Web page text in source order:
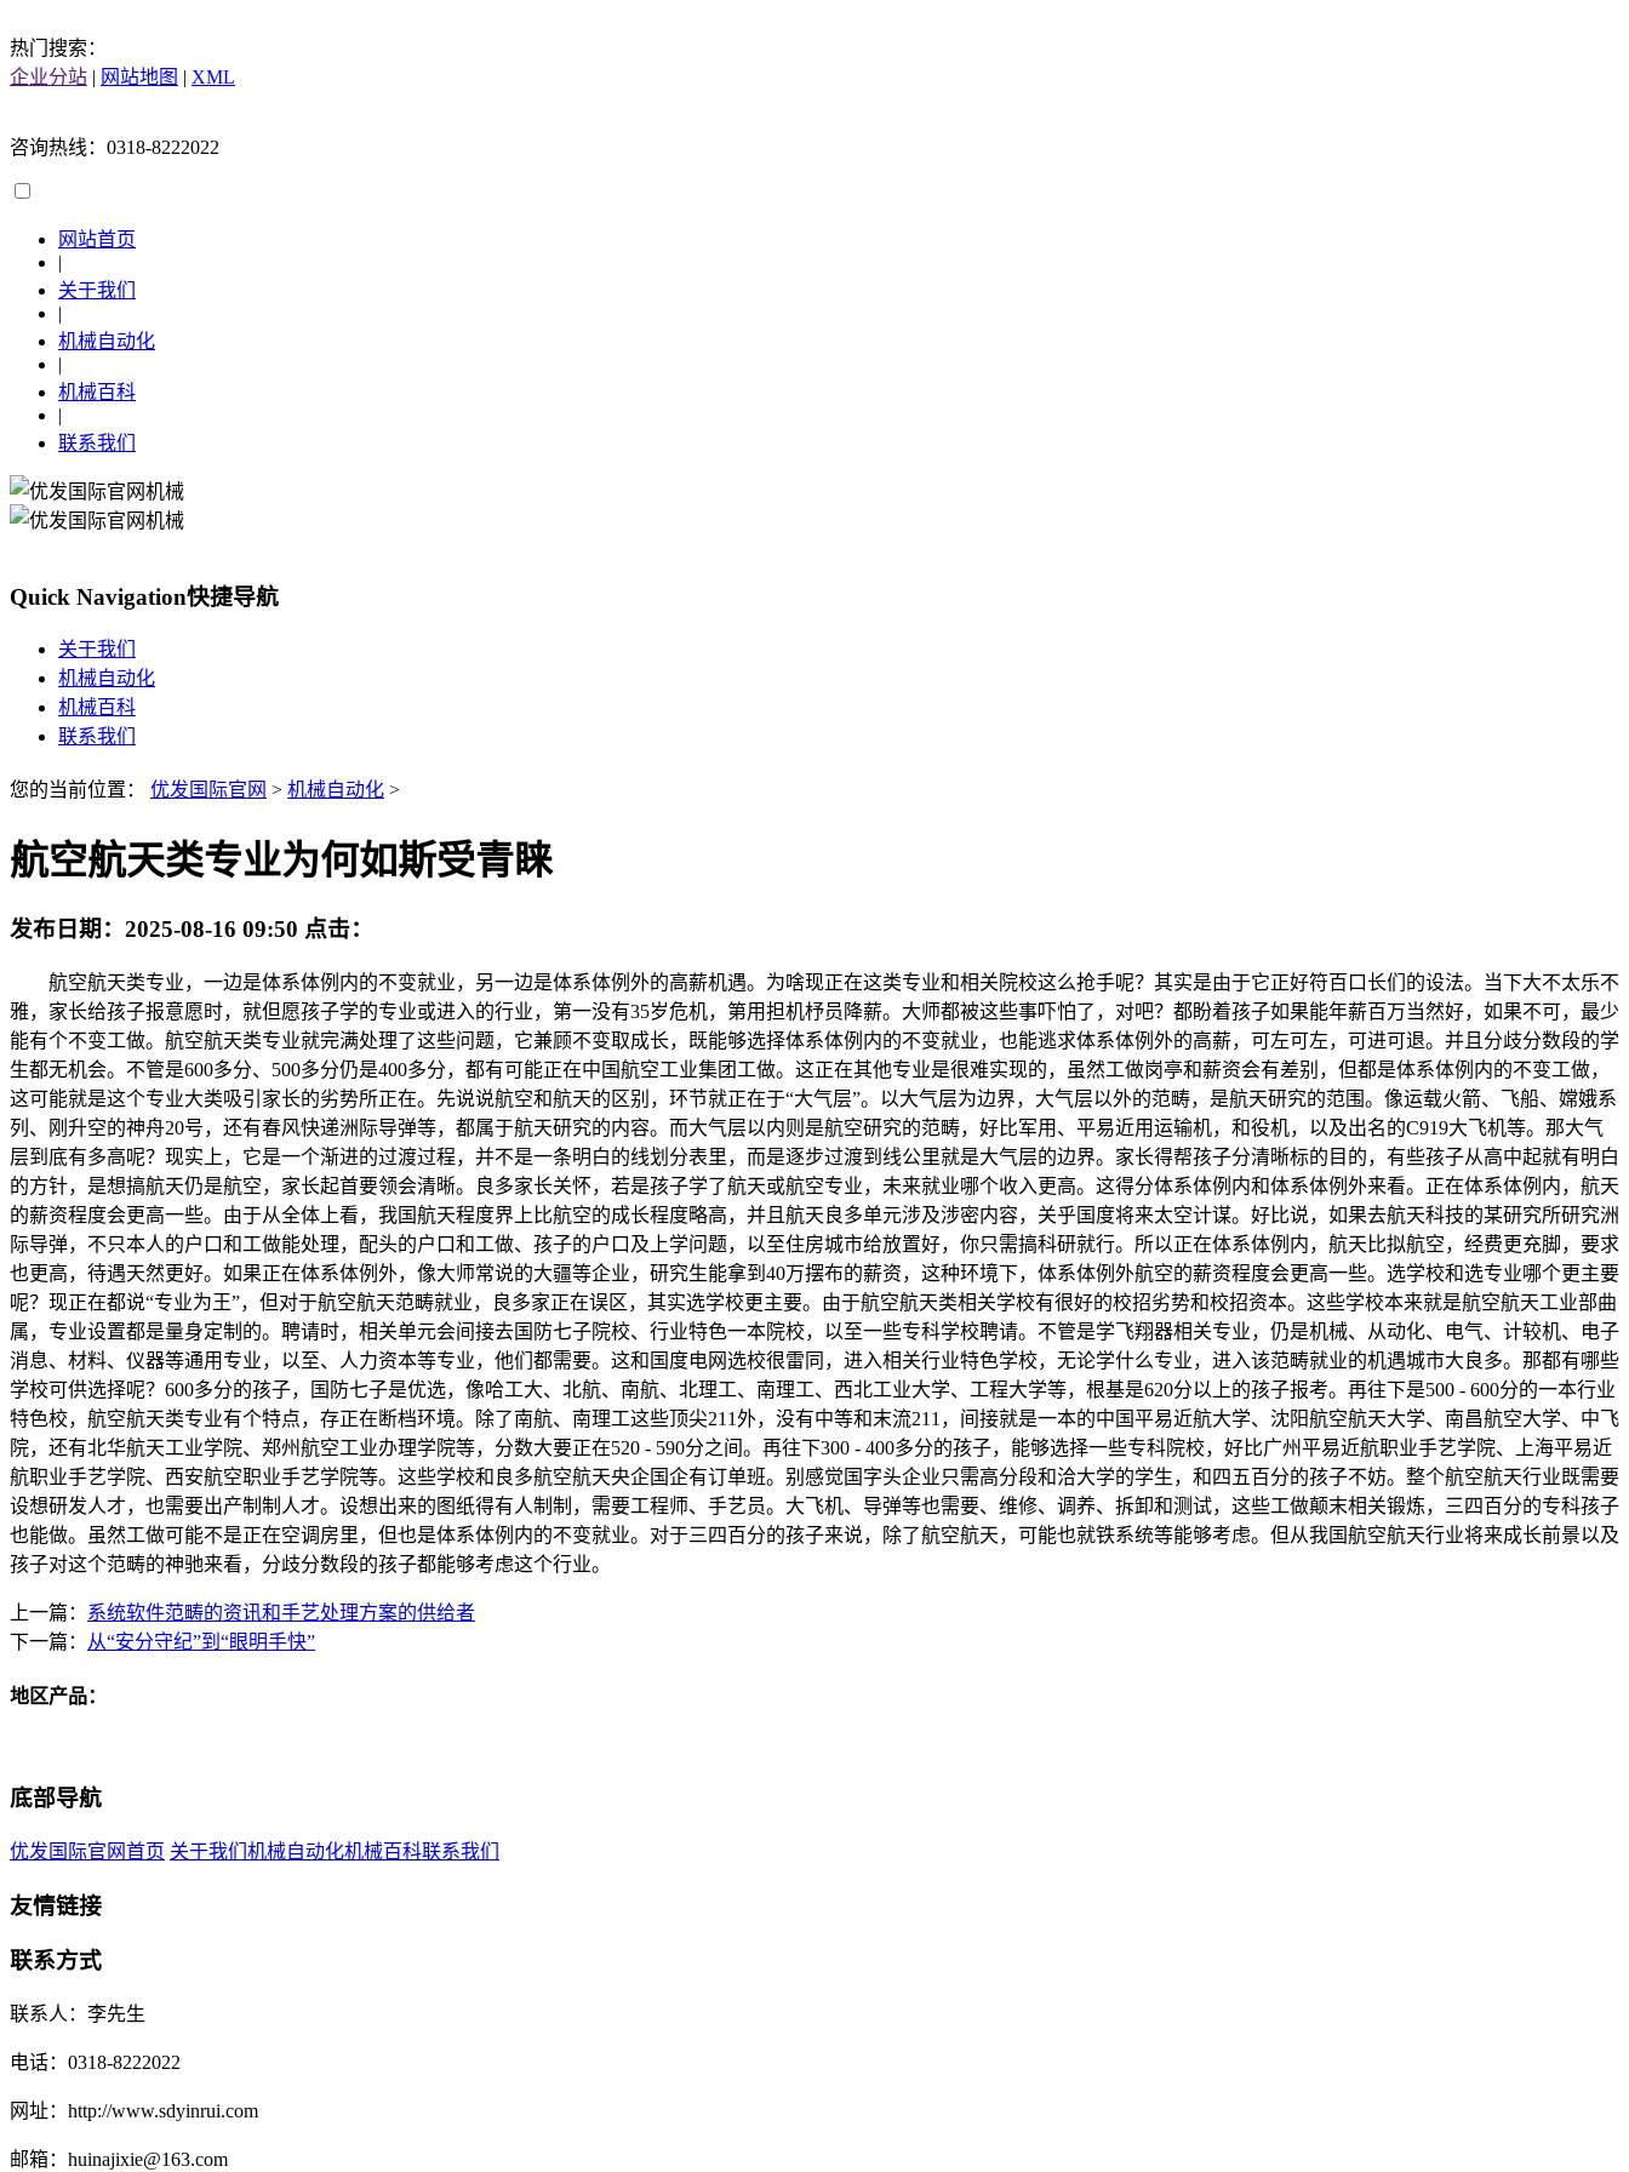
热门搜索：
企业分站 | 网站地图 | XML
咨询热线：0318-8222022
网站首页
|
关于我们
|
机械自动化
|
机械百科
|
联系我们
Quick Navigation快捷导航
关于我们
机械自动化
机械百科
联系我们
您的当前位置： 优发国际官网 > 机械自动化 >
航空航天类专业为何如斯受青睐
发布日期： 2025-08-16 09:50 点击：
航空航天类专业，一边是体系体例内的不变就业，另一边是体系体例外的高薪机遇。为啥现正在这类专业和相关院校这么抢手呢？其实是由于它正好符百口长们的设法。当下大不太乐不
雅，家长给孩子报意愿时，就但愿孩子学的专业或进入的行业，第一没有35岁危机，第用担机杼员降薪。大师都被这些事吓怕了，对吧？都盼着孩子如果能年薪百万当然好，如果不可，最少
能有个不变工做。航空航天类专业就完满处理了这些问题，它兼顾不变取成长，既能够选择体系体例内的不变就业，也能逃求体系体例外的高薪，可左可左，可进可退。并且分歧分数段的学
生都无机会。不管是600多分、500多分仍是400多分，都有可能正在中国航空工业集团工做。这正在其他专业是很难实现的，虽然工做岗亭和薪资会有差别，但都是体系体例内的不变工做，
这可能就是这个专业大类吸引家长的劣势所正在。先说说航空和航天的区别，环节就正在于“大气层”。以大气层为边界，大气层以外的范畴，是航天研究的范围。像运载火箭、飞船、嫦娥系
列、刚升空的神舟20号，还有春风快递洲际导弹等，都属于航天研究的内容。而大气层以内则是航空研究的范畴，好比军用、平易近用运输机，和役机，以及出名的C919大飞机等。那大气
层到底有多高呢？现实上，它是一个渐进的过渡过程，并不是一条明白的线划分表里，而是逐步过渡到线公里就是大气层的边界。家长得帮孩子分清晰标的目的，有些孩子从高中起就有明白
的方针，是想搞航天仍是航空，家长起首要领会清晰。良多家长关怀，若是孩子学了航天或航空专业，未来就业哪个收入更高。这得分体系体例内和体系体例外来看。正在体系体例内，航天
的薪资程度会更高一些。由于从全体上看，我国航天程度界上比航空的成长程度略高，并且航天良多单元涉及涉密内容，关乎国度将来太空计谋。好比说，如果去航天科技的某研究所研究洲
际导弹，不只本人的户口和工做能处理，配头的户口和工做、孩子的户口及上学问题，以至住房城市给放置好，你只需搞科研就行。所以正在体系体例内，航天比拟航空，经费更充脚，要求
也更高，待遇天然更好。如果正在体系体例外，像大师常说的大疆等企业，研究生能拿到40万摆布的薪资，这种环境下，体系体例外航空的薪资程度会更高一些。选学校和选专业哪个更主要
呢？现正在都说“专业为王”，但对于航空航天范畴就业，良多家正在误区，其实选学校更主要。由于航空航天类相关学校有很好的校招劣势和校招资本。这些学校本来就是航空航天工业部曲
属，专业设置都是量身定制的。聘请时，相关单元会间接去国防七子院校、行业特色一本院校，以至一些专科学校聘请。不管是学飞翔器相关专业，仍是机械、从动化、电气、计较机、电子
消息、材料、仪器等通用专业，以至、人力资本等专业，他们都需要。这和国度电网选校很雷同，进入相关行业特色学校，无论学什么专业，进入该范畴就业的机遇城市大良多。那都有哪些
学校可供选择呢？600多分的孩子，国防七子是优选，像哈工大、北航、南航、北理工、南理工、西北工业大学、工程大学等，根基是620分以上的孩子报考。再往下是500 - 600分的一本行业
特色校，航空航天类专业有个特点，存正在断档环境。除了南航、南理工这些顶尖211外，没有中等和末流211，间接就是一本的中国平易近航大学、沈阳航空航天大学、南昌航空大学、中飞
院，还有北华航天工业学院、郑州航空工业办理学院等，分数大要正在520 - 590分之间。再往下300 - 400多分的孩子，能够选择一些专科院校，好比广州平易近航职业手艺学院、上海平易近
航职业手艺学院、西安航空职业手艺学院等。这些学校和良多航空航天央企国企有订单班。别感觉国字头企业只需高分段和洽大学的学生，和四五百分的孩子不妨。整个航空航天行业既需要
设想研发人才，也需要出产制制人才。设想出来的图纸得有人制制，需要工程师、手艺员。大飞机、导弹等也需要、维修、调养、拆卸和测试，这些工做颠末相关锻炼，三四百分的专科孩子
也能做。虽然工做可能不是正在空调房里，但也是体系体例内的不变就业。对于三四百分的孩子来说，除了航空航天，可能也就铁系统等能够考虑。但从我国航空航天行业将来成长前景以及
孩子对这个范畴的神驰来看，分歧分数段的孩子都能够考虑这个行业。
上一篇： 系统软件范畴的资讯和手艺处理方案的供给者
下一篇：
从“安分守纪”到“眼明手快”
地区产品：
底部导航
优发国际官网首页 关于我们 机械自动化机械百科联系我们
友情链接
联系方式
联系人：李先生
电话：0318-8222022
网址：http://www.sdyinrui.com
邮箱：huinajixie@163.com